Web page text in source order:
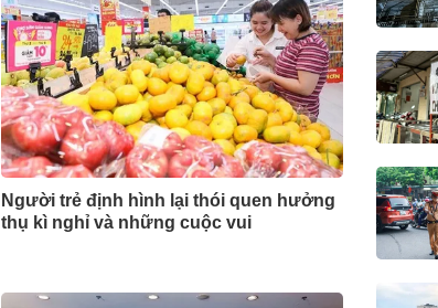
Người trẻ định hình lại thói quen hưởng
thụ kì nghỉ và những cuộc vui